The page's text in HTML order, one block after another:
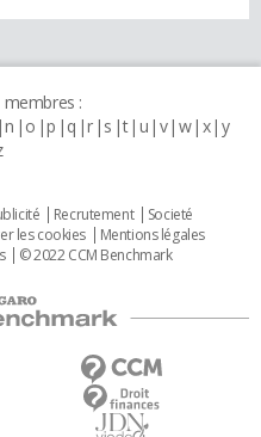
:
n o p q r s t u v w x y
Recrutement
Societé
les cookies
Mentions légales
© 2022 CCM Benchmark